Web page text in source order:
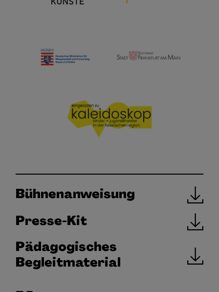
Bühnenanweisung
Presse-Kit
Pädagogisches
Begleitmaterial